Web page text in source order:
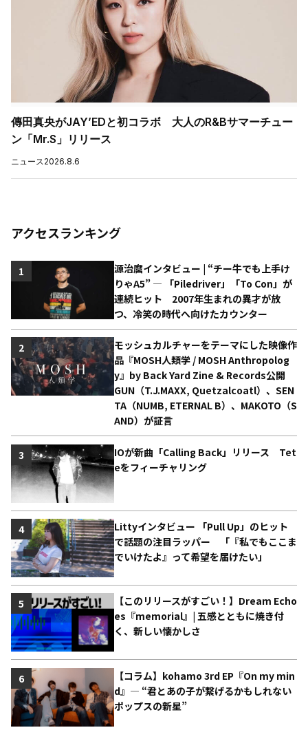
傳田真央がJAY’EDと初コラボ 大人のR&Bサマーチュー
ン「Mr.S」リリース
ニュース 2026.8.6
アクセスランキング
源治麿インタビュー | “チー牛でも上手け
りゃA5” ― 「Piledriver」「To Con」が
連続ヒット 2007年生まれの異才が放
つ、冷笑の時代へ向けたカウンター
1
モッシュカルチャーをテーマにした映像作
品『MOSH人類学 / MOSH Anthropolog
y』by Back Yard Zine & Records公開
GUN（T.J.MAXX, Quetzalcoatl）、SEN
TA（NUMB, ETERNAL B）、MAKOTO（S
AND）が証言
2
IOが新曲「Calling Back」リリース Tet
eをフィーチャリング
3
Littyインタビュー 「Pull Up」のヒット
で話題の注目ラッパー 「『私でもここま
でいけたよ』って希望を届けたい」
4
【このリリースがすごい！】Dream Echo
es『memorial』| 五感とともに焼き付
く、新しい懐かしさ
5
【コラム】kohamo 3rd EP『On my min
d』― “君とあの子が繋げるかもしれない
ポップスの新星”
6